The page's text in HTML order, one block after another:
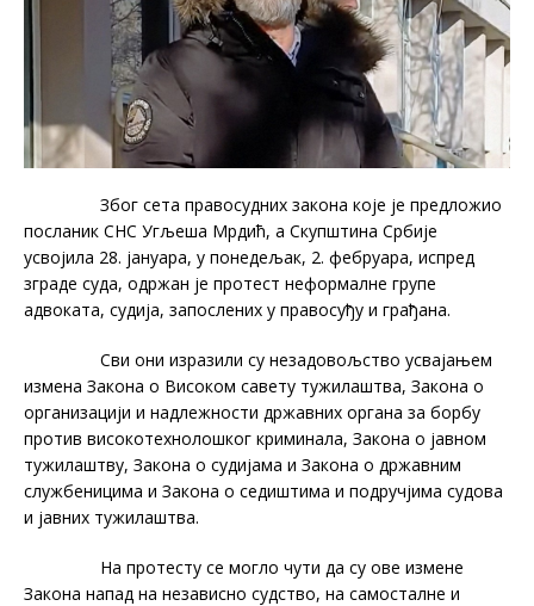
Због сета правосудних закона које је предложио
посланик СНС Угљеша Мрдић, а Скупштина Србије
усвојила 28. јануара, у понедељак, 2. фебруара, испред
зграде суда, одржан је протест неформалне групе
адвоката, судија, запослених у правосуђу и грађана.
Сви они изразили су незадовољство усвајањем
измена Закона о Високом савету тужилаштва, Закона о
организацији и надлежности државних органа за борбу
против високотехнолошког криминала, Закона о јавном
тужилаштву, Закона о судијама и Закона о државним
службеницима и Закона о седиштима и подручјима судова
и јавних тужилаштва.
На протесту се могло чути да су ове измене
Закона напад на независно судство, на самосталне и